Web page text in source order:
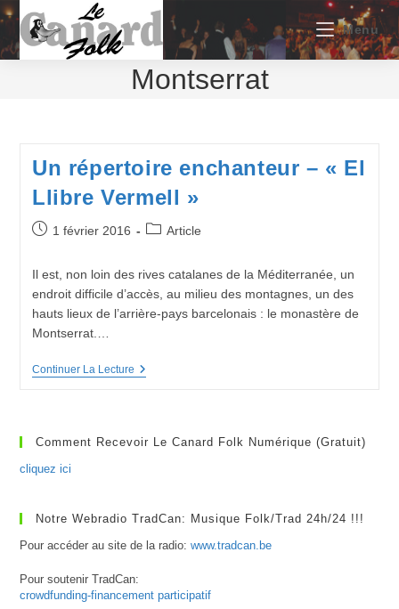
Skip
to
content
Menu
Montserrat
Un répertoire enchanteur – « El
Llibre Vermell »
Publication
1 février 2016
PostArticle
Il est, non loin des rives catalanes de la Méditerranée, un
endroit difficile d’accès, au milieu des montagnes, un des
hauts lieux de l’arrière-pays barcelonais : le monastère de
Montserrat.…
Continuer La LectureUn
El
Comment Recevoir Le Canard Folk Numérique (gratuit)
cliquez ici
Notre Webradio TradCan: Musique Folk/Trad 24h/24 !!!
Pour accéder au site de la radio:www.tradcan.be
Pour soutenir TradCan:
crowdfunding-financement participatif